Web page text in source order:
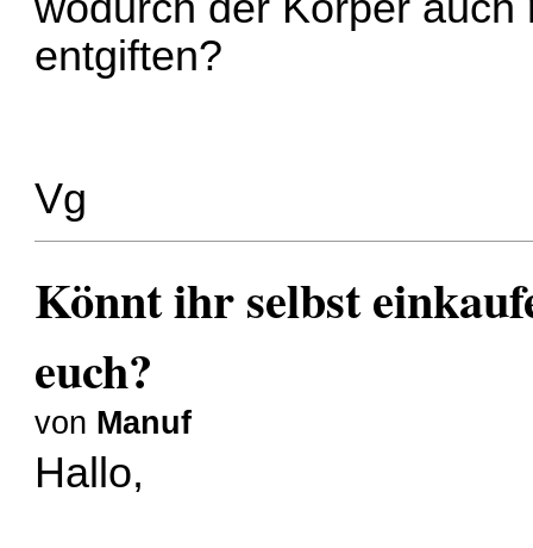
entgiften?
Vg
Könnt ihr selbst
euch?
von Manuf
Hallo,